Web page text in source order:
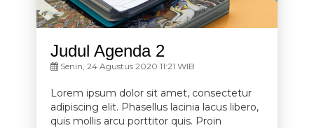
Judul Agenda 2
Senin, 24 Agustus 2020 11:21 WIB
Lorem ipsum dolor sit amet, consectetur
adipiscing elit. Phasellus lacinia lacus libero,
quis mollis arcu porttitor quis. Proin